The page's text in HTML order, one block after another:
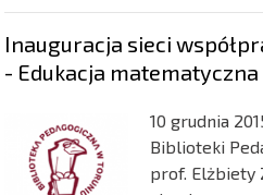
Inauguracja sieci
- Edukacja
10 grudnia
Biblioteki
prof. Elżbiety